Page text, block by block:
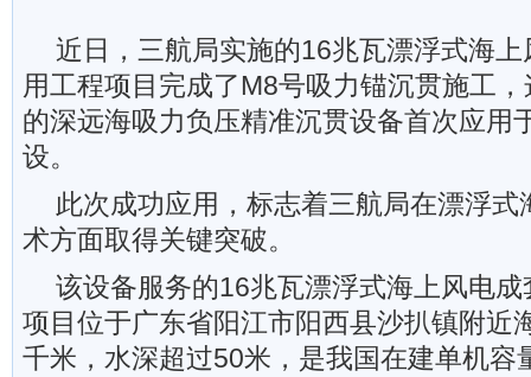
近日，三航局实施的16兆瓦漂浮式海
用工程项目完成了M8号吸力锚沉贯施工
的深远海吸力负压精准沉贯设备首次应用
设。
此次成功应用，标志着三航局在漂浮
术方面取得关键突破。
该设备服务的16兆瓦漂浮式海上风电
项目位于广东省阳江市阳西县沙扒镇附近
千米，水深超过50米，是我国在建单机容